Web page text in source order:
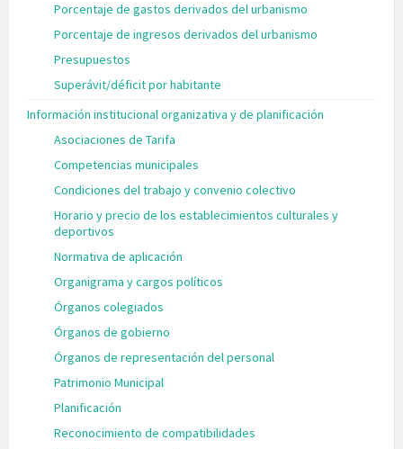
Porcentaje de gastos derivados del urbanismo
Porcentaje de ingresos derivados del urbanismo
Presupuestos
Superávit/déficit por habitante
Información institucional organizativa y de planificación
Asociaciones de Tarifa
Competencias municipales
Condiciones del trabajo y convenio colectivo
Horario y precio de los establecimientos culturales y
deportivos
Normativa de aplicación
Organigrama y cargos políticos
Órganos colegiados
Órganos de gobierno
Órganos de representación del personal
Patrimonio Municipal
Planificación
Reconocimiento de compatibilidades